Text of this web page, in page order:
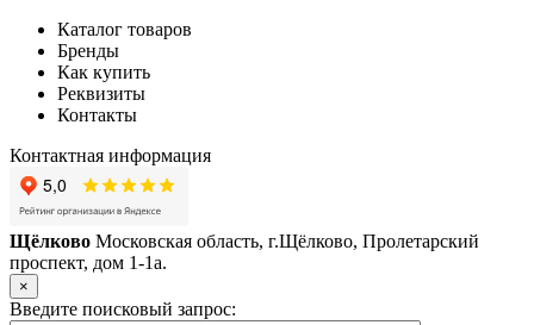
Каталог товаров
Бренды
Как купить
Реквизиты
Контакты
Контактная информация
Щёлково Московская область, г.Щёлково, Пролетарский
проспект, дом 1‑1а.
×
Введите поисковый запрос: